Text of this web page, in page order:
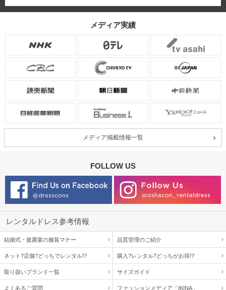
メディア実績
メディア掲載情報一覧
FOLLOW US
レンタルドレス参考情報
結婚式・披露宴の服装マナー 品質管理のご紹介
ネット?店舗?どっちでレンタル!? 購入?レンタル?どっちがお得!?
取り扱いブランド一覧 サイズガイド
よくあるご質問 ファッションメディア「IKINA」